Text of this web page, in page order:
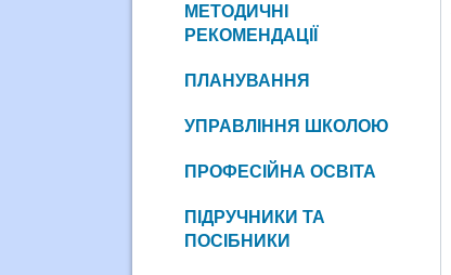
МЕТОДИЧНІ
РЕКОМЕНДАЦІЇ
ПЛАНУВАННЯ
УПРАВЛІННЯ ШКОЛОЮ
ПРОФЕСІЙНА ОСВІТА
ПІДРУЧНИКИ ТА
ПОСІБНИКИ